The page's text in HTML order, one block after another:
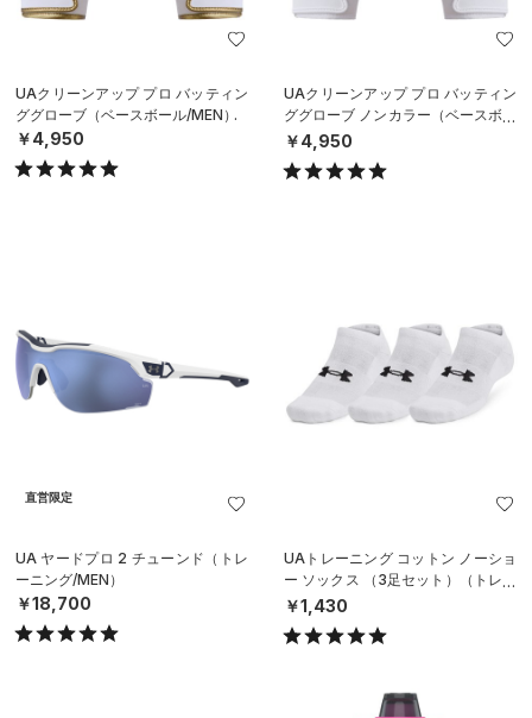
UAクリーンアップ プロ バッティン
ググローブ（ベースボール/MEN）
￥4,950
UAクリーンアップ プロ バッティン
ググローブ ノンカラー（ベースボー
ル/MEN）
￥4,950
直営限定
UA ヤードプロ 2 チューンド（トレ
ーニング/MEN）
￥18,700
UAトレーニング コットン ノーショ
ー ソックス （3足セット）（トレー
ニング/UNISEX）
￥1,430